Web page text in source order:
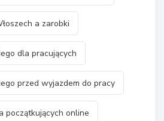
a zarobki
dla pracujących
przed wyjazdem do pracy
początkujących online